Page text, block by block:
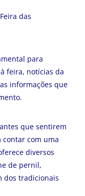
das
para
feira, notícias da
informações que
que sentirem
com uma
diversos
de pernil,
dos tradicionais